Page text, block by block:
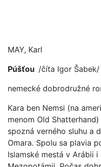
MAY, Karl
Púšťou /číta Igor Šabek/
nemecké dobrodružné
Kara ben Nemsi (na
menom Old
spozná verného sluhu a
Omara. Spolu sa plavia
Islamské mestá v Arábii